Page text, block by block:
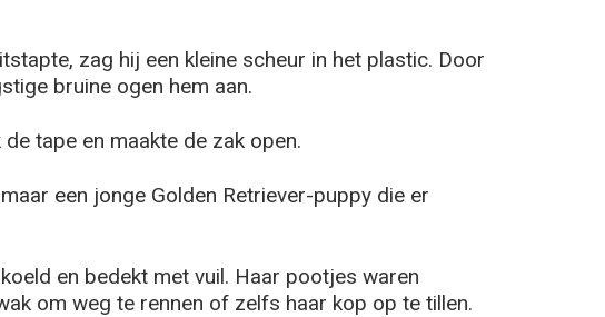
zag hij een kleine scheur in het plastic. Door
bruine ogen hem aan.
tape en maakte de zak open.
een jonge Golden Retriever-puppy die er
en bedekt met vuil. Haar pootjes waren
om weg te rennen of zelfs haar kop op te tillen.